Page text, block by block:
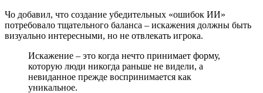
Чо добавил, что создание убедительных «ошибок ИИ»
потребовало тщательного баланса – искажения должны быть
визуально интересными, но не отвлекать игрока.
Искажение – это когда нечто принимает форму,
которую люди никогда раньше не видели, а
невиданное прежде воспринимается как
уникальное.